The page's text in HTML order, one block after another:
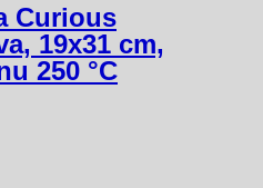
Curious
19x31 cm,
250 °C